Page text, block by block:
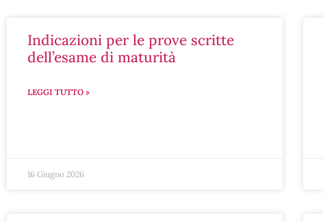
indicazioni per le prove scritte
dell’esame di maturità
LEGGI TUTTO »
16 Giugno 2026